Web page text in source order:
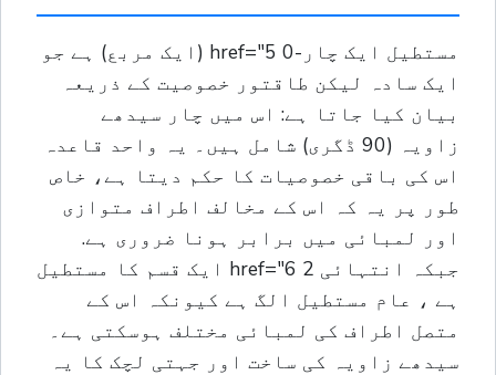
مستطیل ایک چار-0 href="5 (ایک مربع) ہے جو
ایک سادہ لیکن طاقتور خصوصیت کے ذریعہ
بیان کیا جاتا ہے: اس میں چار سیدھے
زاویہ (90 ڈگری) شامل ہیں۔ یہ واحد قاعدہ
اس کی باقی خصوصیات کا حکم دیتا ہے، خاص
طور پر یہ کہ اس کے مخالف اطراف متوازی
اور لمبائی میں برابر ہونا ضروری ہے.
جبکہ انتہائی 2 href="6 ایک قسم کا مستطیل
ہے ، عام مستطيل الگ ہے کیونکہ اس کے
متصل اطراف کی لمبائی مختلف ہوسکتی ہے۔
سیدھے زاویہ کی ساخت اور جہتی لچک کا یہ